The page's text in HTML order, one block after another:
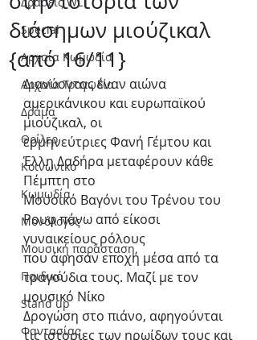
Special
Αρχαία Κωμωδία
Αρχαία Τραγωδία
Δράμα
Θρίλερ
Κοινωνικό
Κωμωδία
Μονόλογος
Μουσική παράσταση
Παιδικό
Stand up
Φαντασίας
διάσημων μιούζικαλ
{από 16/11}
Διανύοντας έναν αιώνα
αμερικάνικου και ευρωπαϊκού
μιούζικαλ, οι
ερμηνεύτριες Φανή Γέμτου και
Έλλη Δαδήρα μεταφέρουν κάθε
Πέμπτη στο
Μουσικό Βαγόνι του Τρένου του
Ρουφ πάνω από είκοσι
γυναικείους ρόλους
που άφησαν εποχή μέσα από τα
τραγούδια τους. Μαζί με τον
μουσικό Νίκο
Δρογώση στο πιάνο, αφηγούνται
τις ιστορίες των ηρωίδων τους και